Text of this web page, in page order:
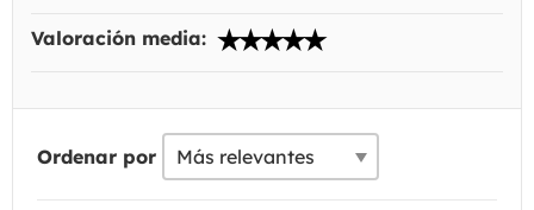
Valoración media:
Ordenar por